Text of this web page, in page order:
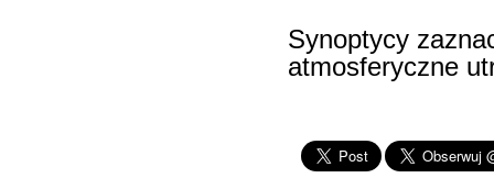
Synoptycy
atmosferyczne